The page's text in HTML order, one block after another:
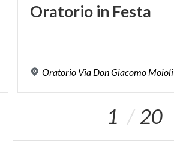
Oratorio in Festa
Oratorio Via DonGiacomo Moioli
1 20